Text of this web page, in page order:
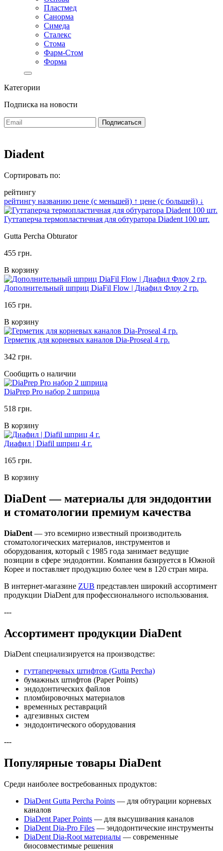
Пластмед
Санорма
Симеда
Сталекс
Стома
Фарм-Стом
Форма
Категории
Подписка на новости
Diadent
Сортировать по:
рейтингу
рейтингу названию цене (с меньшей) ↑ цене (с большей) ↓
Гуттаперча термопластичная для обтуратора Diadent 100 шт.
Gutta Percha Obturator
455 грн.
В корзину
Дополнительный шприц DiaFil Flow | Диафил Флоу 2 гр.
165 грн.
В корзину
Герметик для корневых каналов Dia-Proseal 4 гр.
342 грн.
Сообщить о наличии
DiaPrep Pro набор 2 шприца
518 грн.
В корзину
Диафил | Diafil шприц 4 г.
165 грн.
В корзину
DiaDent — материалы для эндодонтии
и стоматологии премиум качества
DiaDent — это всемирно известный производитель
стоматологических материалов, инструментов и
оборудования, который с 1985 года занимает ведущие
позиции в сфере эндодонтии. Компания базируется в Южной
Корее и поставляет продукцию более чем в 120 стран мира.
В интернет-магазине ZUB представлен широкий ассортимент
продукции DiaDent для профессионального использования.
---
Ассортимент продукции DiaDent
DiaDent специализируется на производстве:
гуттаперчевых штифтов (Gutta Percha)
бумажных штифтов (Paper Points)
эндодонтических файлов
пломбировочных материалов
временных реставраций
адгезивных систем
эндодонтического оборудования
---
Популярные товары DiaDent
Среди наиболее востребованных продуктов:
DiaDent Gutta Percha Points — для обтурации корневых
каналов
DiaDent Paper Points — для высушивания каналов
DiaDent Dia-Pro Files — эндодонтические инструменты
DiaDent Dia-Root материалы — современные
биосовместимые решения